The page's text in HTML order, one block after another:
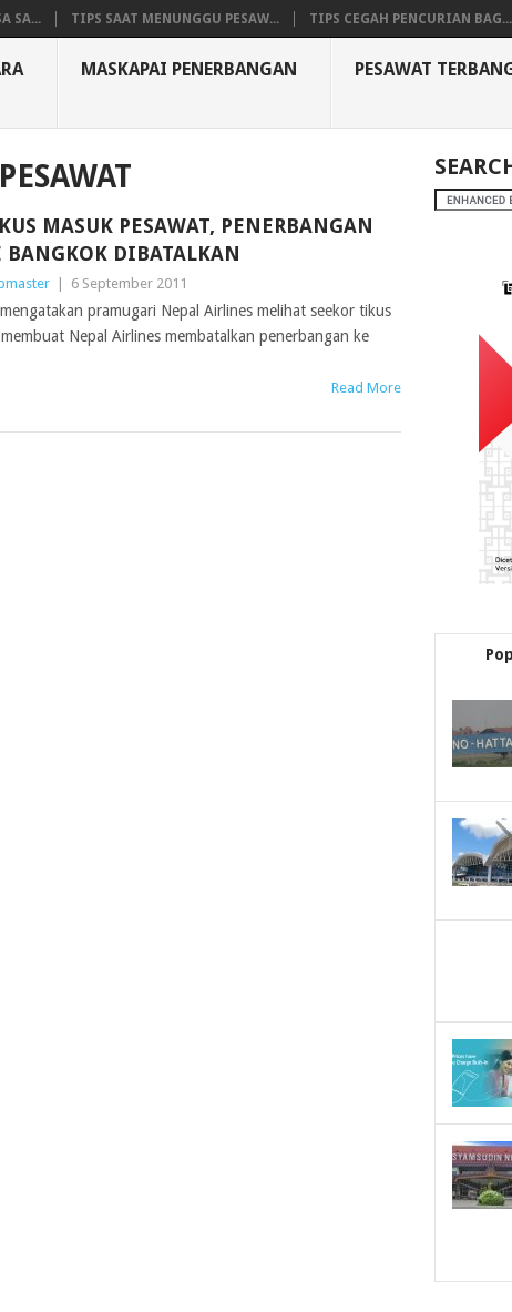
SA... TIPS SAAT MENUNGGU PESAW... TIPS CEGAH PENCURIAN BAG...
MASKAPAI PENERBANGAN PESAWAT
MASUK PESAWAT, PENERBANGAN
BANGKOK DIBATALKAN
6 September 2011
pramugari Nepal Airlines melihat seekor tikus
Nepal Airlines membatalkan penerbangan ke
Read More